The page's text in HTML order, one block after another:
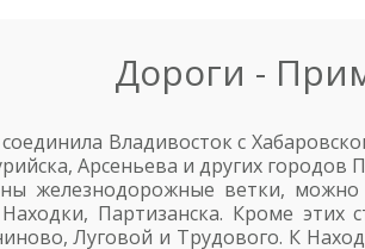
Дороги -
Владивосток с
Арсеньева и других
железнодорожные ветки, можно
Партизанска. Кроме
Луговой и Трудового. К